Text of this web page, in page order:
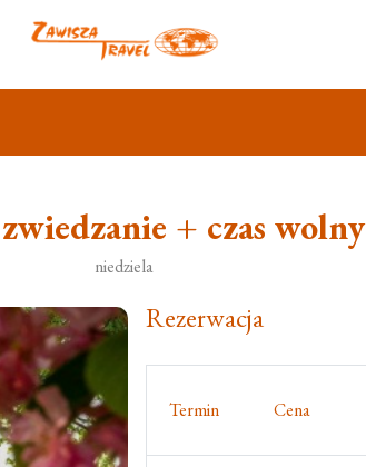
+ czas wolny
niedziela
Rezerwacja
Termin Cena